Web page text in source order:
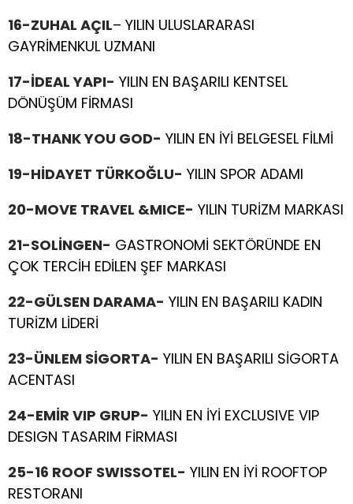
16-ZUHAL AÇIL– YILIN ULUSLARARASI
GAYRİMENKUL UZMANI
17-İDEAL YAPI- YILIN EN BAŞARILI KENTSEL
DÖNÜŞÜM FİRMASI
18-THANK YOU GOD- YILIN EN İYİ BELGESEL FİLMİ
19-HİDAYET TÜRKOĞLU- YILIN SPOR ADAMI
20-MOVE TRAVEL &MICE- YILIN TURİZM MARKASI
21-SOLİNGEN- GASTRONOMİ SEKTÖRÜNDE EN
ÇOK TERCİH EDİLEN ŞEF MARKASI
22-GÜLSEN DARAMA- YILIN EN BAŞARILI KADIN
TURİZM LİDERİ
23-ÜNLEM SİGORTA- YILIN EN BAŞARILI SİGORTA
ACENTASI
24-EMİR VIP GRUP- YILIN EN İYİ EXCLUSIVE VIP
DESIGN TASARIM FİRMASI
25-16 ROOF SWISSOTEL- YILIN EN İYİ ROOFTOP
RESTORANI